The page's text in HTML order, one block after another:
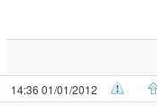
14:36 01/01/2012